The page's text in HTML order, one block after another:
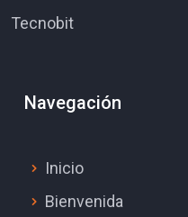
Tecnobit
Navegación
Inicio
Bienvenida